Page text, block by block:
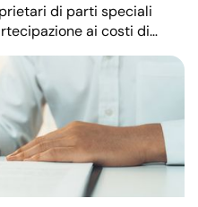
di parti speciali
ai costi di
considerati redditi
immobiliare non è
su tale base.